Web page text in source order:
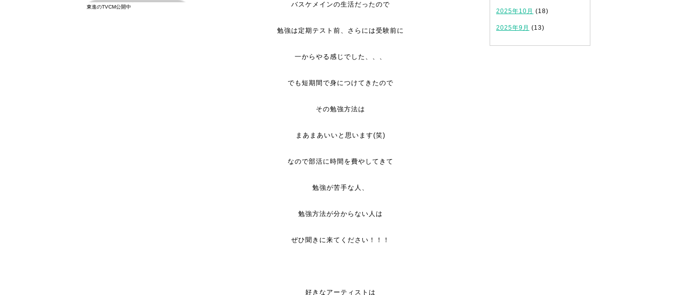
バスケメインの生活だったので
勉強は定期テスト前、さらには受験前に
一からやる感じでした、、、
でも短期間で身につけてきたので
その勉強方法は
まあまあいいと思います(笑)
なので部活に時間を費やしてきて
勉強が苦手な人、
勉強方法が分からない人は
ぜひ聞きに来てください！！！
好きなアーティストは
2025年10月 (18)
2025年9月 (13)
東進のTVCM公開中